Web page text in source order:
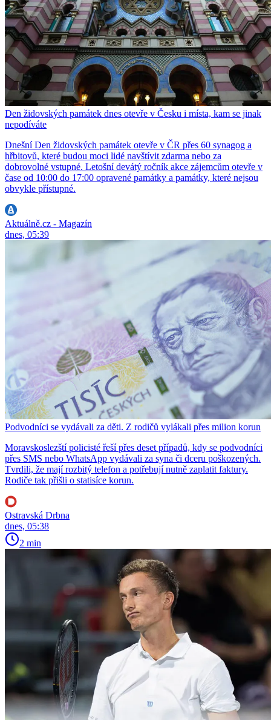
Den židovských památek dnes otevře v Česku i místa, kam se jinak
nepodíváte
Dnešní Den židovských památek otevře v ČR přes 60 synagog a
hřbitovů, které budou moci lidé navštívit zdarma nebo za
dobrovolné vstupné. Letošní devátý ročník akce zájemcům otevře v
čase od 10:00 do 17:00 opravené památky a památky, které nejsou
obvykle přístupné.
Aktuálně.cz - Magazín
dnes, 05:39
Podvodníci se vydávali za děti. Z rodičů vylákali přes milion korun
Moravskoslezští policisté řeší přes deset případů, kdy se podvodníci
přes SMS nebo WhatsApp vydávali za syna či dceru poškozených.
Tvrdili, že mají rozbitý telefon a potřebují nutně zaplatit faktury.
Rodiče tak přišli o statisíce korun.
Ostravská Drbna
dnes, 05:38
2 min